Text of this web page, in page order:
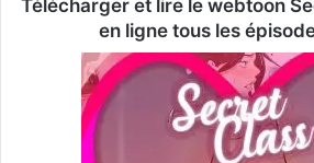
Télécharger et lire le webtoon
en ligne tous les